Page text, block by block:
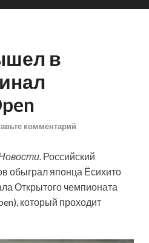
в
комментарий
Российский
обыграл японца Ёсихито
Открытого чемпионата
который проходит